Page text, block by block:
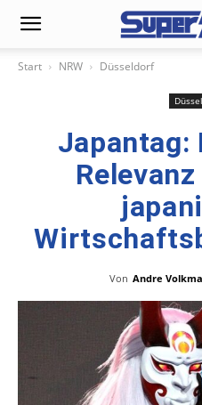
Start NRW Düsseldorf
Japantag:
Von Andre